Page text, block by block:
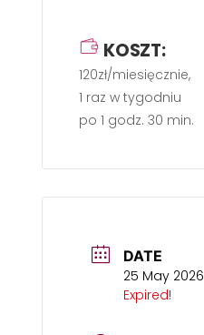
KOSZT:
120zł/miesięcznie,
1 raz w tygodniu
po 1 godz. 30 min.
DATE
25 May 2026
Expired!